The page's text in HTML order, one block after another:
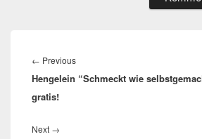
← PreviousPrevious
post:
Hengelein “Schmeckt wie
gratis!
Next →